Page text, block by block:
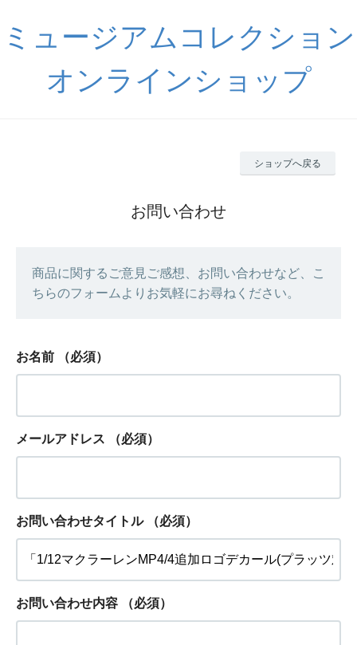
ミュージアムコレクション
オンラインショップ
ショップへ戻る
お問い合わせ
商品に関するご意見ご感想、お問い合わせなど、こ
ちらのフォームよりお気軽にお尋ねください。
お名前 （必須）
メールアドレス （必須）
お問い合わせタイトル （必須）
お問い合わせ内容 （必須）